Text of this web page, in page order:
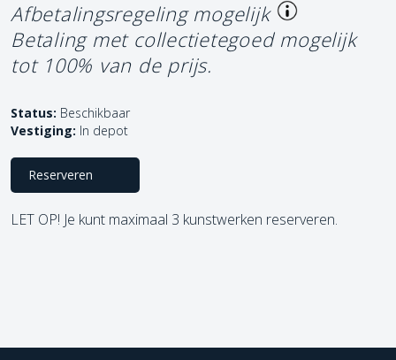
Afbetalingsregeling mogelijk
Betaling met collectietegoed mogelijk
tot 100% van de prijs.
Status: Beschikbaar
Vestiging: In depot
Reserveren
LET OP! Je kunt maximaal 3 kunstwerken reserveren.